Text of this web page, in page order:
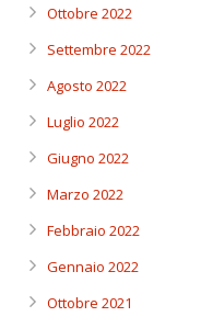
Ottobre 2022
Settembre 2022
Agosto 2022
Luglio 2022
Giugno 2022
Marzo 2022
Febbraio 2022
Gennaio 2022
Ottobre 2021